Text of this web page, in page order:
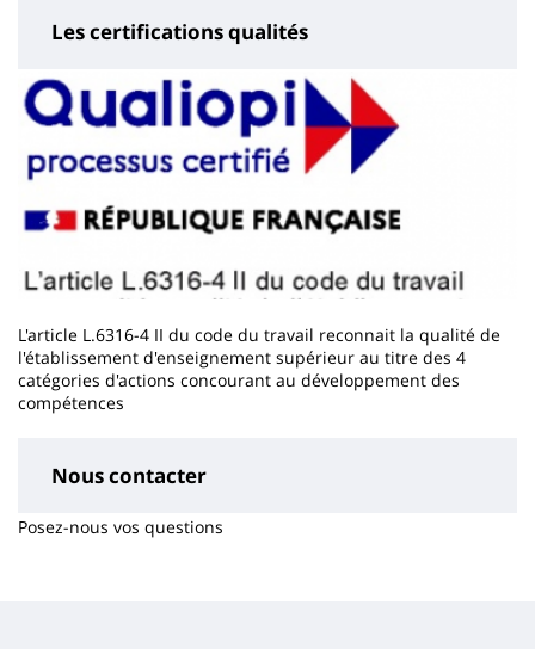
Les certifications qualités
L'article L.6316-4 II du code du travail reconnait la qualité de
l'établissement d'enseignement supérieur au titre des 4
catégories d'actions concourant au développement des
compétences
Nous contacter
Posez-nous vos questions